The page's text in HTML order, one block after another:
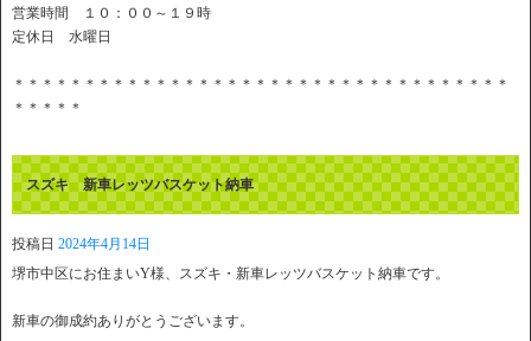
営業時間 １０：００～１９時
定休日 水曜日
＊＊＊＊＊＊＊＊＊＊＊＊＊＊＊＊＊＊＊＊＊＊＊＊＊＊＊＊＊＊＊＊＊＊＊
＊＊＊＊＊
スズキ 新車レッツバスケット納車
投稿日 2024年4月14日
堺市中区にお住まいY様、スズキ・新車レッツバスケット納車です。
新車の御成約ありがとうございます。